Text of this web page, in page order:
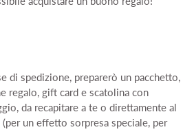
di spedizione, preparerò un pacchetto,
regalo, gift card e scatolina con
da recapitare a te o direttamente al
un effetto sorpresa speciale, per